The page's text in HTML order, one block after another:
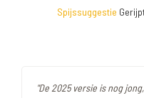
Spijssuggestie
"De 2025 versie is nog